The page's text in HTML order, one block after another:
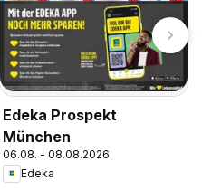
Edeka Prospekt
München
06.08. - 08.08.2026
Edeka